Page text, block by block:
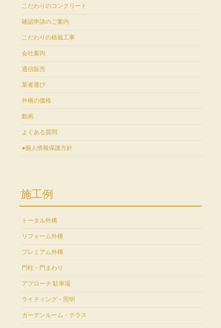
こだわりのコンクリート
確認申請のご案内
こだわりの植栽工事
会社案内
通信販売
業者選び
外構の価格
動画
よくある質問
●個人情報保護方針
施工例
トータル外構
リフォーム外構
プレミアム外構
門柱・門まわり
アプローチ 駐車場
ライティング・照明
ガーデンルーム・テラス